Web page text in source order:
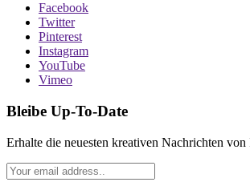
Facebook
Twitter
Pinterest
Instagram
YouTube
Vimeo
Bleibe Up-To-Date
Erhalte die neuesten kreativen Nachrichten